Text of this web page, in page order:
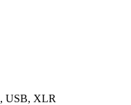
USB, XLR